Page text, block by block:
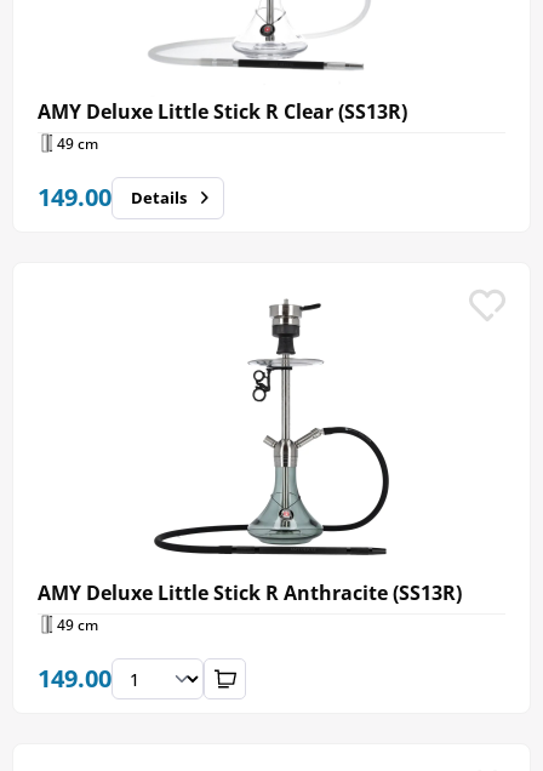
AMY Deluxe Little Stick R Clear (SS13R)
49 cm
149.00 Details
AMY Deluxe Little Stick R Anthracite (SS13R)
49 cm
149.00